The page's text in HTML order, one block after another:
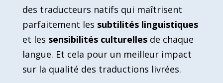
des traducteurs natifs qui maîtrisent
parfaitement les subtilités linguistiques
et les sensibilités culturellesde chaque
langue. Et cela pour un meilleur impact
sur la qualité des traductions livrées.